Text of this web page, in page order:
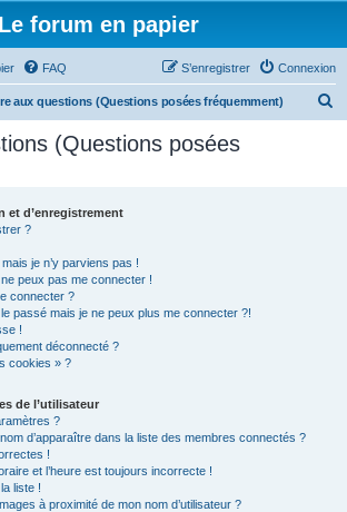
Le forum en papier
FAQ Connexion
S’enregistrer
aux questions (Questions posées fréquemment)
(Questions posées
et d’enregistrement
?
je n’y parviens pas !
peux pas me connecter !
connecter ?
passé mais je ne peux plus me connecter ?!
!
déconnecté ?
cookies » ?
de l’utilisateur
?
d’apparaître dans la liste des membres connectés ?
!
et l’heure est toujours incorrecte !
liste !
à proximité de mon nom d’utilisateur ?